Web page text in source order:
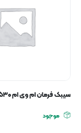
سیبک فرمان ام وی ام ۵۳۰
موجود